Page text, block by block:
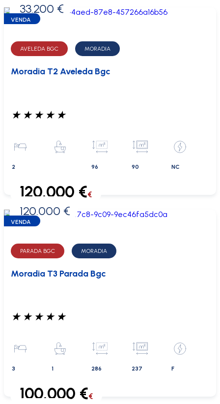
0 €
33.200 €
VENDA
AVELEDA BGC MORADIA
Moradia T2 Aveleda Bgc
★ ★ ★ ★ ★
2 96 90 NC
0 €
120.000 €€
120.000 €
VENDA
PARADA BGC MORADIA
Moradia T3 Parada Bgc
★ ★ ★ ★ ★
3 1 286 237 F
100.000 €€